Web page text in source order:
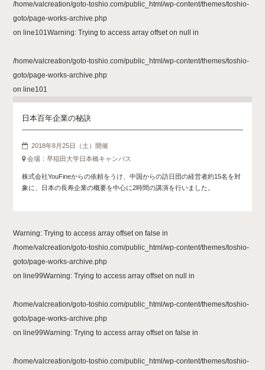
/home/valcreation/goto-toshio.com/public_html/wp-content/themes/toshio-
goto/page-works-archive.php
on line101Warning: Trying to access array offset on null in
/home/valcreation/goto-toshio.com/public_html/wp-content/themes/toshio-
goto/page-works-archive.php
on line101
日本百年企業の秘訣
2018年8月25日（土）開催
会場：早稲田大学日本橋キャンパス
株式会社YouFineからの依頼をうけ、中国からの訪日団の経営者約15名を対
象に、日本の長寿企業の概要を中心に2時間の講演を行いました。
Warning: Trying to access array offset on false in
/home/valcreation/goto-toshio.com/public_html/wp-content/themes/toshio-
goto/page-works-archive.php
on line99Warning: Trying to access array offset on null in
/home/valcreation/goto-toshio.com/public_html/wp-content/themes/toshio-
goto/page-works-archive.php
on line99Warning: Trying to access array offset on false in
/home/valcreation/goto-toshio.com/public_html/wp-content/themes/toshio-